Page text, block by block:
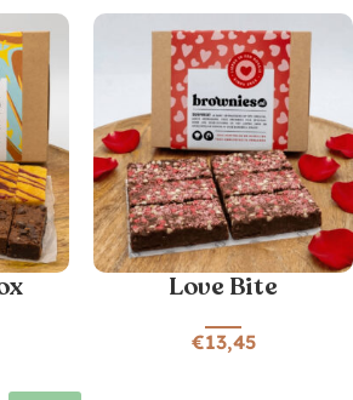
Love Bite
€13,45